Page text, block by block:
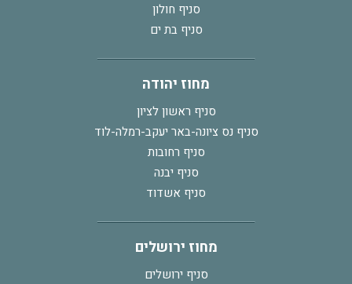
סניף חולון
סניף בת ים
מחוז יהודה
סניף ראשון לציון
סניף נס ציונה-באר יעקב-רמלה-לוד
סניף רחובות
סניף יבנה
סניף אשדוד
מחוז ירושלים
סניף ירושלים